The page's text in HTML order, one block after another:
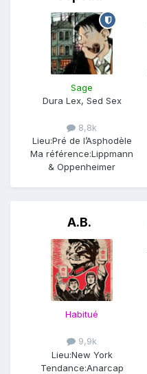
Sage
Dura Lex, Sed Sex
8,8k
Lieu:Pré de l’Asphodèle
Ma référence:Lippmann
& Oppenheimer
A.B.
Habitué
9,9k
Lieu:New York
Tendance:Anarcap